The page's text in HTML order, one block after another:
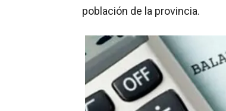
población de la provincia.